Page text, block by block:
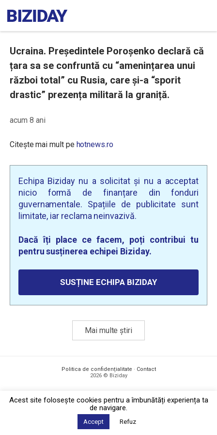
Ucraina. Președintele Poroșenko declară că
țara sa se confruntă cu “amenințarea unui
război total” cu Rusia, care și-a “sporit
drastic” prezența militară la graniță.
acum 8 ani
Citește mai mult pe hotnews.ro
Echipa Biziday nu a solicitat și nu a acceptat
nicio formă de finanțare din fonduri
guvernamentale. Spațiile de publicitate sunt
limitate, iar reclama neinvazivă.
Dacă îți place ce facem, poți contribui tu
pentru susținerea echipei Biziday.
SUSȚINE ECHIPA BIZIDAY
Mai multe știri
Politica de confidențialitate · Contact
2026 © Biziday
Acest site foloseşte cookies pentru a îmbunătăți experiența ta
de navigare.
Accept Refuz